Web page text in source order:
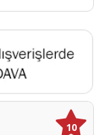
10